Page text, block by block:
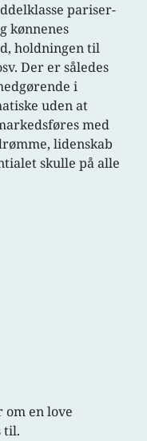
pariser-
kønnenes
holdningen til
Der er således
i
uden at
med
lidenskab
skulle på alle
en love
til.